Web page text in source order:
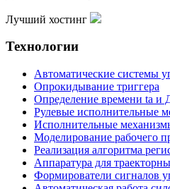
Лучший хостинг
Технологии
Автоматические системы
Опрокидывание триггера
Определение времени ta и
Рулевые исполнительные
Исполнительные
Моделирование рабочего
Реализация алгоритма
Аппаратура для
Формирователи сигналов